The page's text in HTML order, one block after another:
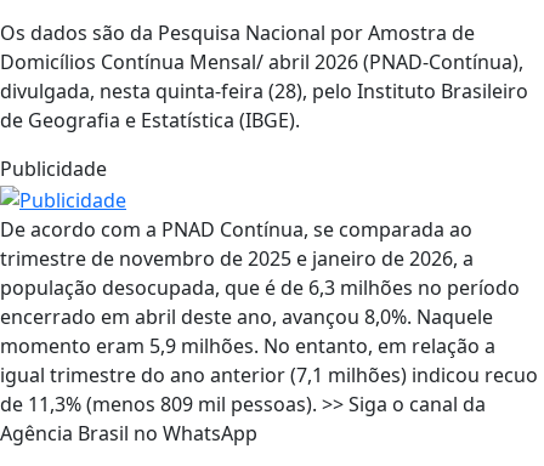
Os dados são da Pesquisa Nacional por Amostra de
Domicílios Contínua Mensal/ abril 2026 (PNAD-Contínua),
divulgada, nesta quinta-feira (28), pelo Instituto Brasileiro
de Geografia e Estatística (IBGE).
Publicidade
De acordo com a PNAD Contínua, se comparada ao
trimestre de novembro de 2025 e janeiro de 2026, a
população desocupada, que é de 6,3 milhões no período
encerrado em abril deste ano, avançou 8,0%. Naquele
momento eram 5,9 milhões. No entanto, em relação a
igual trimestre do ano anterior (7,1 milhões) indicou recuo
de 11,3% (menos 809 mil pessoas). >> Siga o canal da
Agência Brasil no WhatsApp